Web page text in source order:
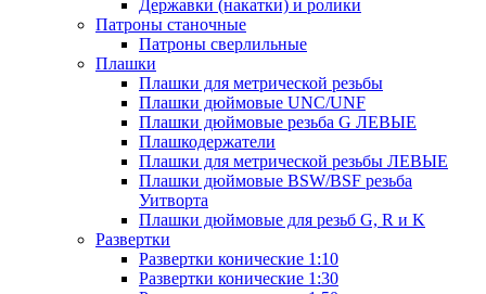
Державки (накатки) и ролики
Патроны станочные
Патроны сверлильные
Плашки
Плашки для метрической резьбы
Плашки дюймовые UNC/UNF
Плашки дюймовые резьба G ЛЕВЫЕ
Плашкодержатели
Плашки для метрической резьбы ЛЕВЫЕ
Плашки дюймовые BSW/BSF резьба
Уитворта
Плашки дюймовые для резьб G, R и K
Развертки
Развертки конические 1:10
Развертки конические 1:30